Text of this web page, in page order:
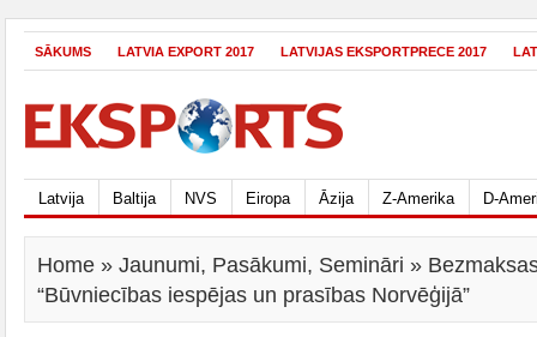
SĀKUMS LATVIA EXPORT 2017 LATVIJAS EKSPORTPRECE 2017
Latvija Baltija NVS Eiropa Āzija Z-Amerika D-
Home » Jaunumi, Pasākumi, Semināri »
“Būvniecības iespējas un prasības Norvēģijā”